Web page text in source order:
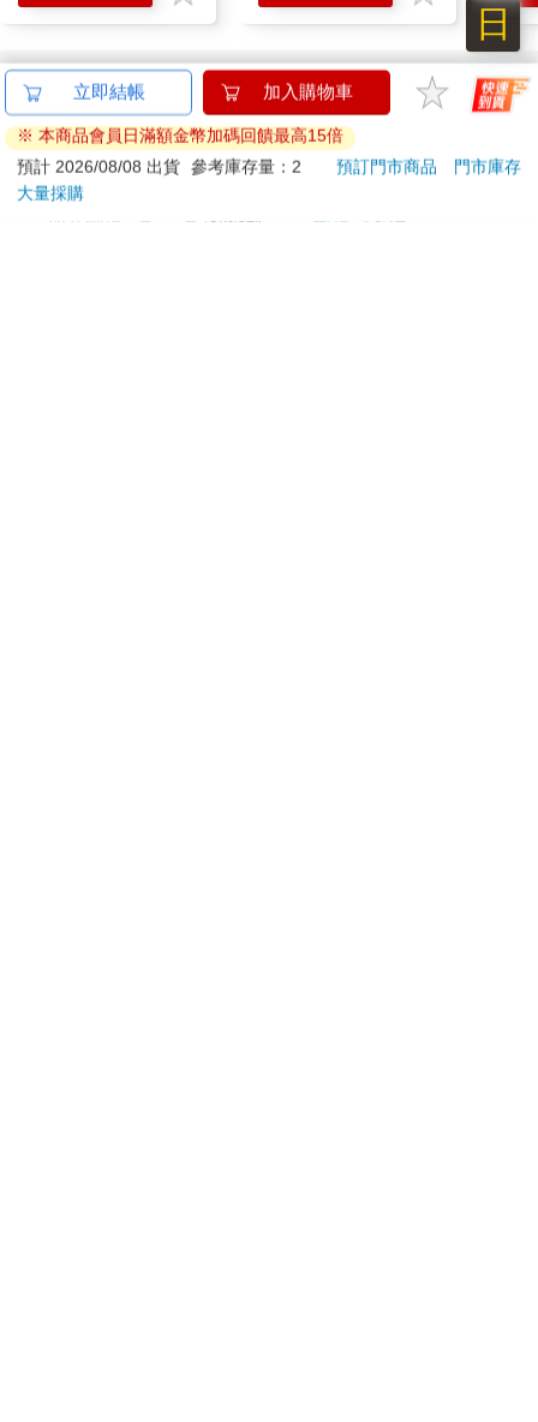
訂購/退換貨須知
加入金石堂 LINE 官方帳號『完成綁定』，隨時掌握出貨動
態：
立即結帳 加入購物車
※ 本商品會員日滿額金幣加碼回饋最高15倍
預計 2026/08/08 出貨 參考庫存量：2 預訂門市商品
門市庫存
大量採購
日